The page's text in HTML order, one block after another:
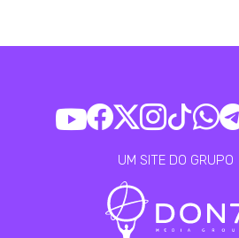
UM SITE DO GRUPO